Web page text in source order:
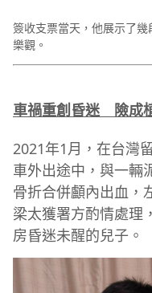
簽收支票當天，他展示了
樂觀。
車禍重創昏迷 險成
2021年1月，在台灣
車外出途中，與一輛
骨折合併顱內出血，
梁太獲署方酌情處理
房昏迷未醒的兒子。